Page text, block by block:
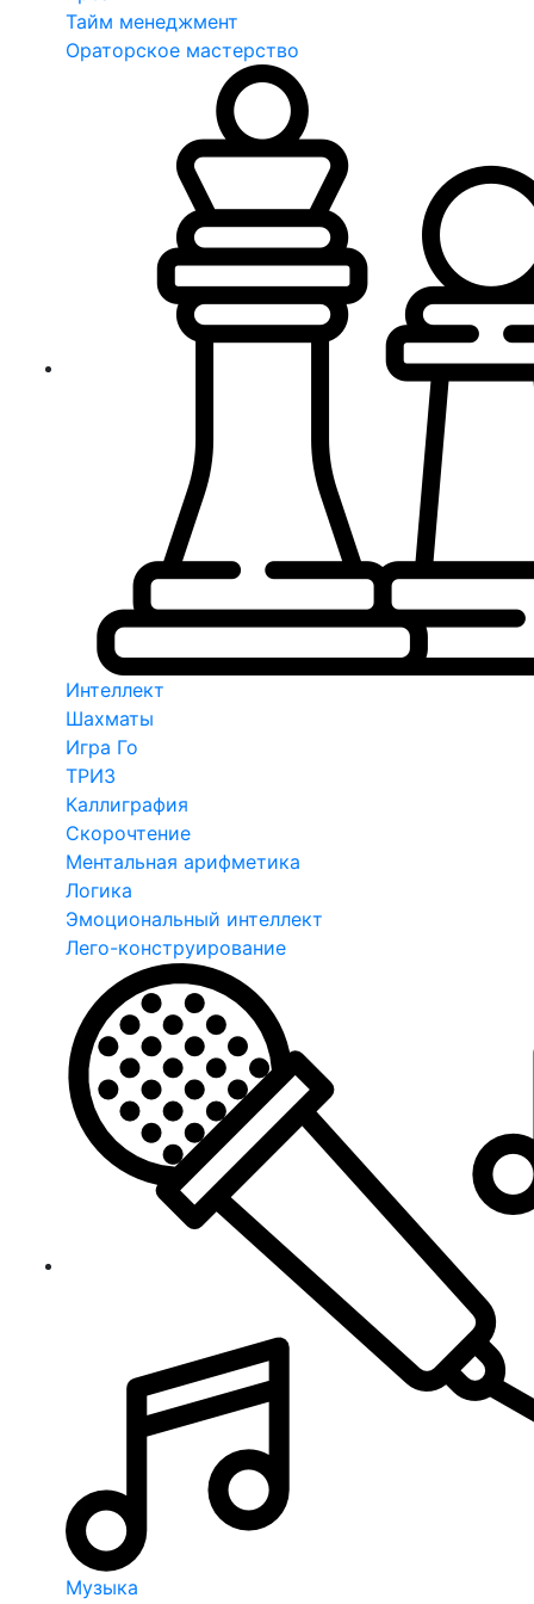
Тайм менеджмент
Ораторское мастерство
Интеллект
Шахматы
Игра Го
ТРИЗ
Каллиграфия
Скорочтение
Ментальная арифметика
Логика
Эмоциональный интеллект
Лего-конструирование
Музыка